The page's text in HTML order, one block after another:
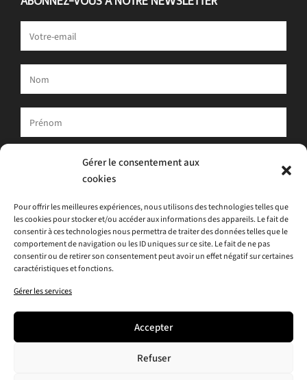
Gérer le consentement aux
cookies
Pour offrir les meilleures expériences, nous utilisons des technologies telles que
les cookies pour stocker et/ou accéder aux informations des appareils. Le fait de
consentir à ces technologies nous permettra de traiter des données telles que le
comportement de navigation ou les ID uniques sur ce site. Le fait de ne pas
consentir ou de retirer son consentement peut avoir un effet négatif sur certaines
caractéristiques et fonctions.
Gérer les services
Accepter
Refuser
Votre adresse e-mail est uniquement utilisée pour vous envoyer
notre newsletter et des informations sur les activités d'ATLAS.
la newsletter.
J'acceptela politique de confidentialité